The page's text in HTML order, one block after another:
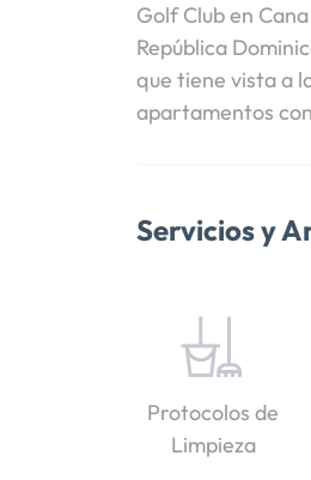
Golf Club en
República
que tiene vista a
apartamentos
Servicios y
Protocolos de
Limpieza